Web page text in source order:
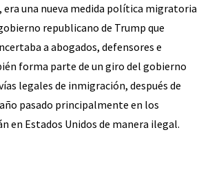
una nueva medida política migratoria
republicano de Trump que
a abogados, defensores e
forma parte de un giro del gobierno
legales de inmigración, después de
pasado principalmente en los
en Estados Unidos de manera ilegal.